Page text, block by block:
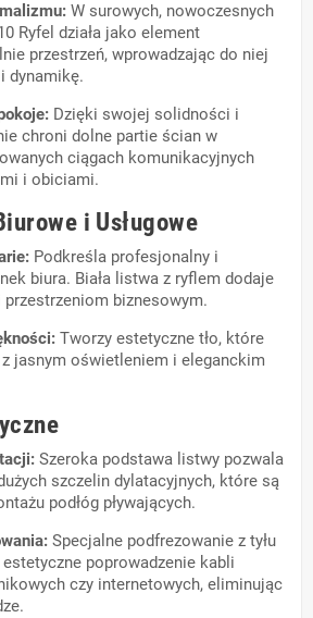
W surowych, nowoczesnych
Ryfel działa jako element
przestrzeń, wprowadzając do niej
dynamikę.
Dzięki swojej solidności i
chroni dolne partie ścian w
ciągach komunikacyjnych
i obiciami.
i Usługowe
Podkreśla profesjonalny i
biura. Biała listwa z ryflem dodaje
biznesowym.
Tworzy estetyczne tło, które
z jasnym oświetleniem i eleganckim
Szeroka podstawa listwy pozwala
szczelin dylatacyjnych, które są
podłóg pływających.
Specjalne podfrezowanie z tyłu
poprowadzenie kabli
czy internetowych, eliminując